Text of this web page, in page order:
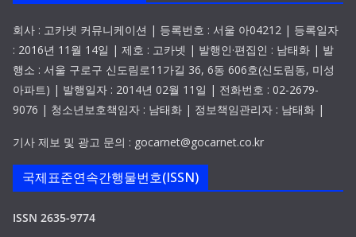
회사 : 고카넷 커뮤니케이션 | 등록번호 : 서울 아04212 | 등록일자
: 2016년 11월 14일 | 제호 : 고카넷 | 발행인·편집인 : 남태화 | 발
행소 : 서울 구로구 신도림로11가길 36, 6동 606호(신도림동, 미성
아파트) | 발행일자 : 2014년 02월 11일 | 전화번호 : 02-2679-
9076 | 청소년보호책임자 : 남태화 | 정보책임관리자 : 남태화 |
기사 제보 및 광고 문의 : gocarnet@gocarnet.co.kr
국제표준연속간행물번호(ISSN)
ISSN 2635-9774